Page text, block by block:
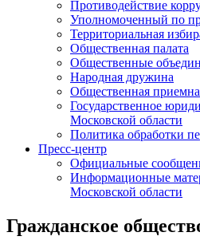
Противодействие
Уполномоченный по
Территориальная
Общественная палата
Общественные
Народная дружина
Общественная
Государственное
Московской области
Политика обработки
Пресс-центр
Официальные
Информационные
Московской области
Гражданское